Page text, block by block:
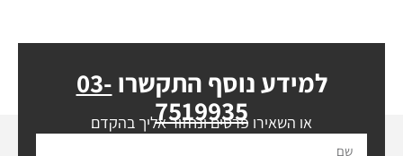
למידע נוסף התקשרו 03-
7519935
או השאירו פרטים ונחזור אליך בהקדם